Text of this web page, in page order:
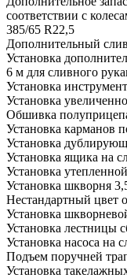
соответствии с
385/65 R22,5
Дополнительный
Установка
6 м для сливного
Установка
Установка
Обшивка
Установка карманов
Установка
Установка ящика на
Установка
Установка шкворня
Нестандартный цвет
Установка
Установка лестницы
Установка насоса на
Подъем поручней
Установка